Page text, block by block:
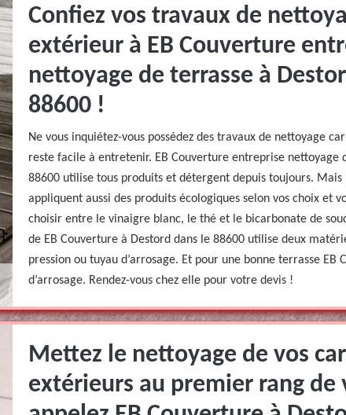
Confiez vos travaux de
extérieur à EB Couverture
nettoyage de terrasse à
88600 !
Ne vous inquiétez-vous possédez des travaux de nettoyage
reste facile à entretenir. EB Couverture entreprise nettoyage
88600 utilise tous produits et détergent depuis toujours. Mais
appliquent aussi des produits écologiques selon vos choix et
choisir entre le vinaigre blanc, le thé et le bicarbonate de
de EB Couverture à Destord dans le 88600 utilise deux
pression ou tuyau d’arrosage. Et pour une bonne terrasse
d’arrosage. Rendez-vous chez elle pour votre devis !
Mettez le nettoyage de vos
extérieurs au premier rang